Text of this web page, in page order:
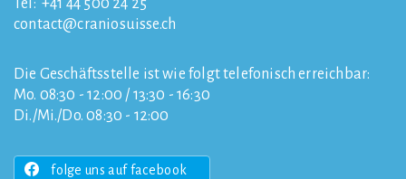
Tel: +41 44 500 24 25
contact
craniosuisse.ch
Die Geschäftsstelle ist wie folgt telefonisch erreichbar:
Mo. 08:30 - 12:00 / 13:30 - 16:30
Di./Mi./Do. 08:30 - 12:00
folge uns auf facebook